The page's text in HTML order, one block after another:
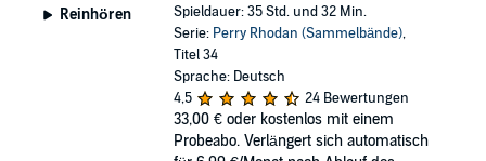
Reinhören
Spieldauer: 35 Std. und 32 Min.
Serie: Perry Rhodan (Sammelbände),
Titel 34
Sprache: Deutsch
4,5
24 Bewertungen
33,00 € oder kostenlos mit einem
Probeabo. Verlängert sich automatisch